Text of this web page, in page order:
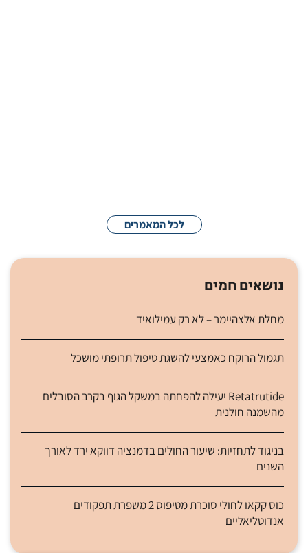
לכל המאמרים
נושאים חמים
מחלת אלצהיימר – לא רק עמילואיד
תגמול הרוקח כאמצעי להשגת טיפול תרופתי מושכל
Retatrutide יעילה להפחתה במשקל הגוף בקרב הסובלים
מהשמנה חולנית
בניגוד לתחזיות: שיעור החולים בדמנציה דווקא ירד לאורך
השנים
כוס קקאו לחולי סוכרת מטיפוס 2 משפרת תפקודים
אנדוטליאליים